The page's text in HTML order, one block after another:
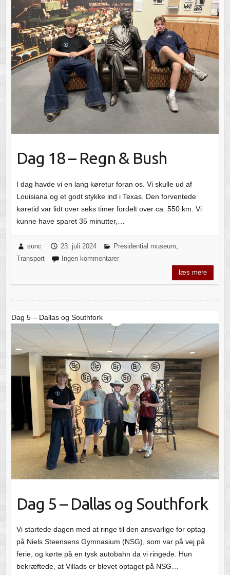
Dag 18 – Regn & Bush
I dag havde vi en lang køretur foran os. Vi skulle ud af
Louisiana og et godt stykke ind i Texas. Den forventede
køretid var lidt over seks timer fordelt over ca. 550 km. Vi
kunne have sparet 35 minutter,…
sunc 23. juli 2024 Presidential museum
Transport
Ingen kommentarer
læs mere
Dag 5 – Dallas og Southfork
Dag 5 – Dallas og Southfork
Vi startede dagen med at ringe til den ansvarlige for optag
på Niels Steensens Gymnasium (NSG), som var på vej på
ferie, og kørte på en tysk autobahn da vi ringede. Hun
bekræftede, at Villads er blevet optaget på NSG…